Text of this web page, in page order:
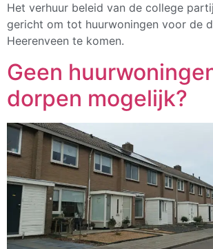
Het verhuur beleid van de college
gericht om tot huurwoningen voor de
Heerenveen te komen.
Geen
dorpen mogelijk?